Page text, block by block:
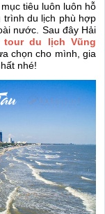
tiêu luôn luôn hỗ
du lịch phù hợp
nước. Sau đây Hải
tour du lịch Vũng
chọn cho mình, gia
nhé!